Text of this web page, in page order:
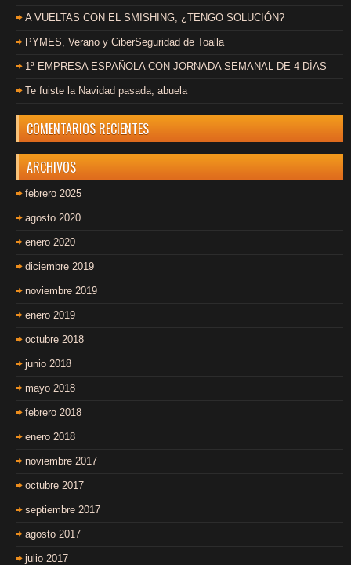
A VUELTAS CON EL SMISHING, ¿TENGO SOLUCIÓN?
PYMES, Verano y CiberSeguridad de Toalla
1ª EMPRESA ESPAÑOLA CON JORNADA SEMANAL DE 4 DÍAS
Te fuiste la Navidad pasada, abuela
COMENTARIOS RECIENTES
ARCHIVOS
febrero 2025
agosto 2020
enero 2020
diciembre 2019
noviembre 2019
enero 2019
octubre 2018
junio 2018
mayo 2018
febrero 2018
enero 2018
noviembre 2017
octubre 2017
septiembre 2017
agosto 2017
julio 2017